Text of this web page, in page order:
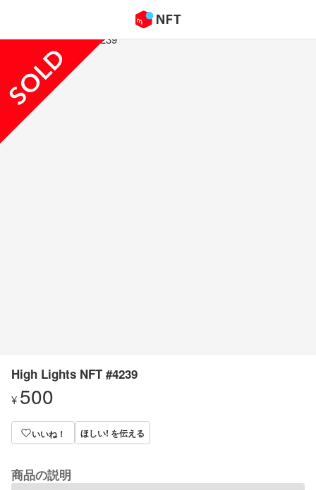
High Lights NFT #4239
¥ 500
いいね！ ほしい! を伝える
商品の説明